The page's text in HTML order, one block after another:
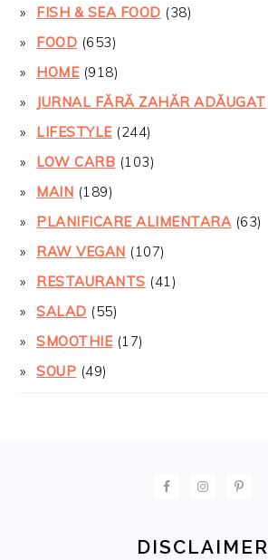
FISH & SEA FOOD (38)
FOOD (653)
HOME(918)
JURNAL FĂRĂ ZAHĂR ADĂUGAT
LIFESTYLE(244)
LOW CARB (103)
MAIN (189)
PLANIFICARE ALIMENTARA(63)
RAW VEGAN (107)
RESTAURANTS (41)
SALAD (55)
SMOOTHIE(17)
SOUP (49)
DISCLAIMER